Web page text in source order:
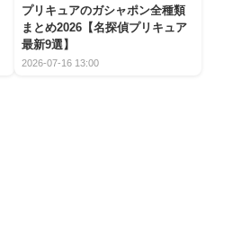
プリキュアのガシャポン全種類
まとめ2026【名探偵プリキュア
最新9選】
2026-07-16 13:00